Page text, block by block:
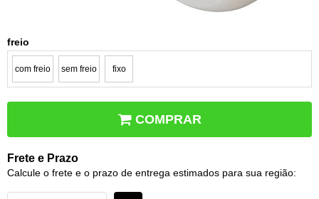
freio
com freio sem freio fixo
COMPRAR
Frete e Prazo
Calcule o frete e o prazo de entrega estimados para sua região: